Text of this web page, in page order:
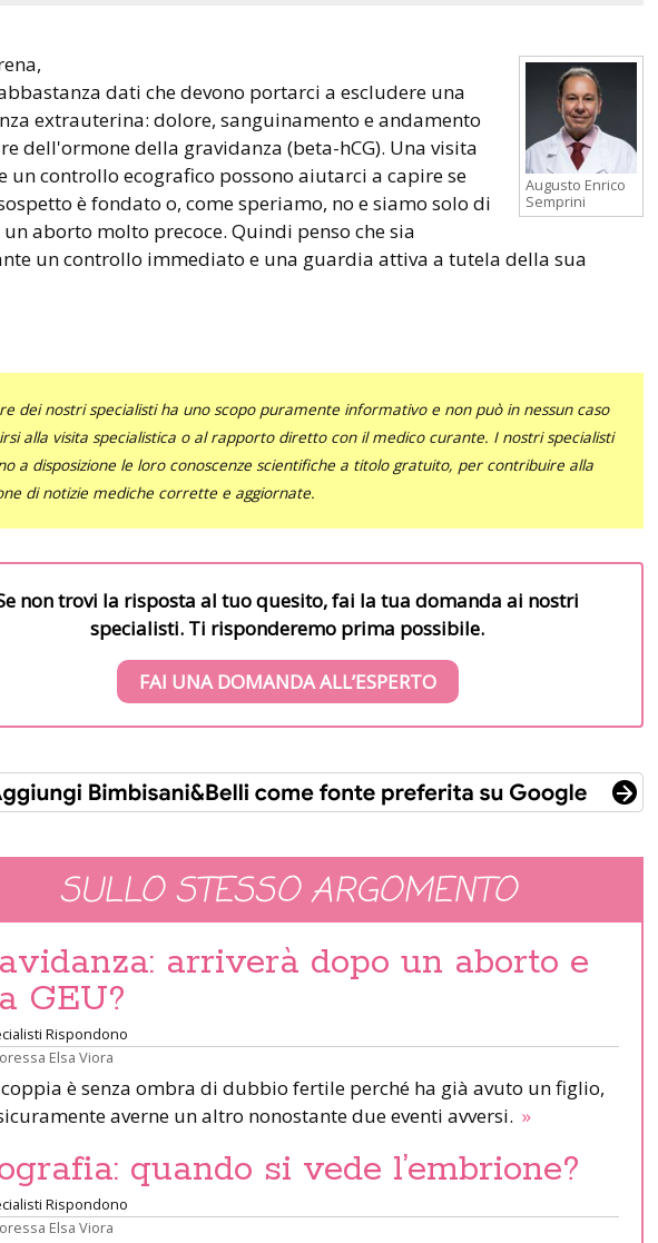
Augusto Enrico
Semprini
dati che devono portarci a escludere una
extrauterina: dolore, sanguinamento e andamento
dell'ormone della gravidanza (beta-hCG). Una visita
un controllo ecografico possono aiutarci a capire se
è fondato o, come speriamo, no e siamo solo di
aborto molto precoce. Quindi penso che sia
un controllo immediato e una guardia attiva a tutela della sua
dei nostri specialisti ha uno scopo puramente informativo e non può in nessun caso
alla visita specialistica o al rapporto diretto con il medico curante. I nostri specialisti
a disposizione le loro conoscenze scientifiche a titolo gratuito, per contribuire alla
di notizie mediche corrette e aggiornate.
non trovi la risposta al tuo quesito, fai la tua domanda ai nostri
specialisti. Ti risponderemo prima possibile.
FAI UNA DOMANDA ALL’ESPERTO
SULLO STESSO ARGOMENTO
arriverà dopo un aborto e
GEU?
Rispondono
Elsa Viora
coppia è senza ombra di dubbio fertile perché ha già avuto un figlio,
averne un altro nonostante due eventi avversi. »
quando si vede l’embrione?
Rispondono
Elsa Viora